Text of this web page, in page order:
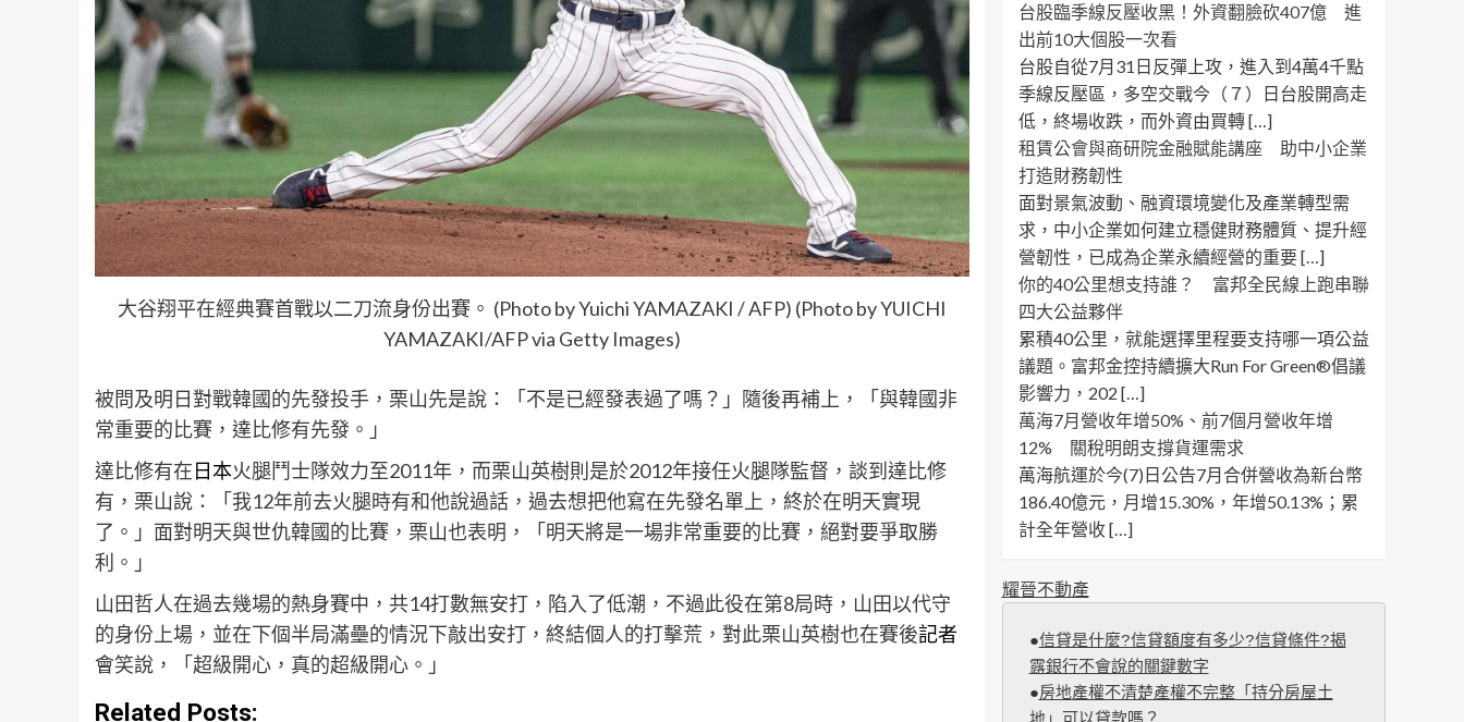
大谷翔平在經典賽首戰以二刀流身份出賽。 (Photo by Yuichi YAMAZAKI / AFP) (Photo by YUICHI
YAMAZAKI/AFP via Getty Images)
被問及明日對戰韓國的先發投手，栗山先是說：「不是已經發表過了嗎？」隨後再補上，「與韓國非
常重要的比賽，達比修有先發。」
達比修有在日本火腿鬥士隊效力至2011年，而栗山英樹則是於2012年接任火腿隊監督，談到達比修
有，栗山說：「我12年前去火腿時有和他說過話，過去想把他寫在先發名單上，終於在明天實現
了。」面對明天與世仇韓國的比賽，栗山也表明，「明天將是一場非常重要的比賽，絕對要爭取勝
利。」
山田哲人在過去幾場的熱身賽中，共14打數無安打，陷入了低潮，不過此役在第8局時，山田以代守
的身份上場，並在下個半局滿壘的情況下敲出安打，終結個人的打擊荒，對此栗山英樹也在賽後記者
會笑說，「超級開心，真的超級開心。」
Related Posts:
台股臨季線反壓收黑！外資翻臉砍407億 進
出前10大個股一次看
台股自從7月31日反彈上攻，進入到4萬4千點
季線反壓區，多空交戰今（７）日台股開高走
低，終場收跌，而外資由買轉 […]
租賃公會與商研院金融賦能講座 助中小企業
打造財務韌性
面對景氣波動、融資環境變化及產業轉型需
求，中小企業如何建立穩健財務體質、提升經
營韌性，已成為企業永續經營的重要 […]
你的40公里想支持誰？ 富邦全民線上跑串聯
四大公益夥伴
累積40公里，就能選擇里程要支持哪一項公益
議題。富邦金控持續擴大Run For Green®倡議
影響力，202 […]
萬海7月營收年增50%、前7個月營收年增
12% 關稅明朗支撐貨運需求
萬海航運於今(7)日公告7月合併營收為新台幣
186.40億元，月增15.30%，年增50.13%；累
計全年營收 […]
耀晉不動產
●信貸是什麼?信貸額度有多少?信貸條件?揭
露銀行不會說的關鍵數字
●房地產權不清楚產權不完整「持分房屋土